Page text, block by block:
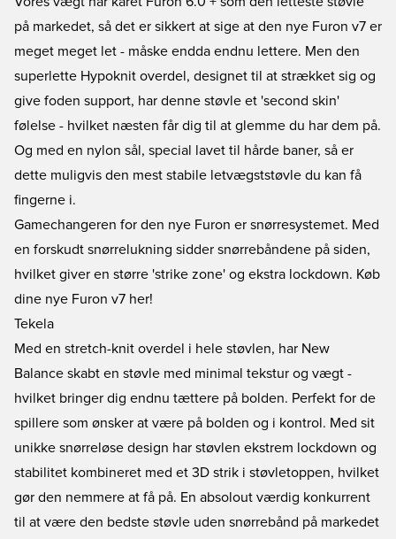
på markedet, så det er sikkert at sige at den nye Furon v7 er
meget meget let - måske endda endnu lettere. Men den
superlette Hypoknit overdel, designet til at strækket sig og
give foden support, har denne støvle et 'second skin'
følelse - hvilket næsten får dig til at glemme du har dem på.
Og med en nylon sål, special lavet til hårde baner, så er
dette muligvis den mest stabile letvægststøvle du kan få
fingerne i.
Gamechangeren for den nye Furon er snørresystemet. Med
en forskudt snørrelukning sidder snørrebåndene på siden,
hvilket giver en større 'strike zone' og ekstra lockdown. Køb
dine nye Furon v7 her!
Tekela
Med en stretch-knit overdel i hele støvlen, har New
Balance skabt en støvle med minimal tekstur og vægt -
hvilket bringer dig endnu tættere på bolden. Perfekt for de
spillere som ønsker at være på bolden og i kontrol. Med sit
unikke snørreløse design har støvlen ekstrem lockdown og
stabilitet kombineret med et 3D strik i støvletoppen, hvilket
gør den nemmere at få på. En absolout værdig konkurrent
til at være den bedste støvle uden snørrebånd på markedet